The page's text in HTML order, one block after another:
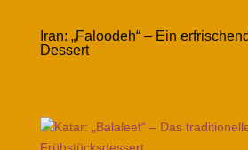
Iran: „Faloodeh“ – Ein
Dessert